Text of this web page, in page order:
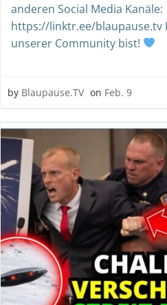
anderen Social Media Kanäle:
https://linktr.ee/blaupause.tv
unserer Community bist!
by Blaupause.TV on Feb. 9